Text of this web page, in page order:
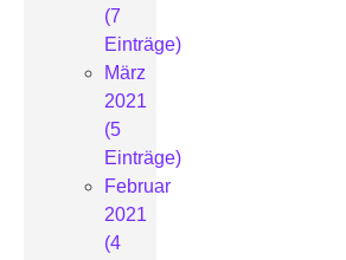
(7
Einträge)
März
2021
(5
Einträge)
Februar
2021
(4